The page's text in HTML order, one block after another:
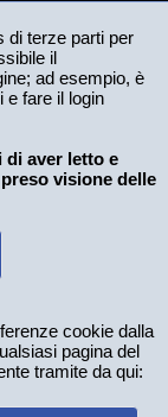
di terze parti per
il
ad esempio, è
e fare il login
di aver letto e
visione delle
cookie dalla
pagina del
tramite da qui: